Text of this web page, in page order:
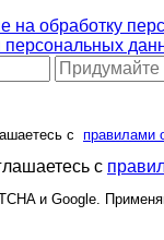
на обработку
персональных
с правилами
с
и Google.